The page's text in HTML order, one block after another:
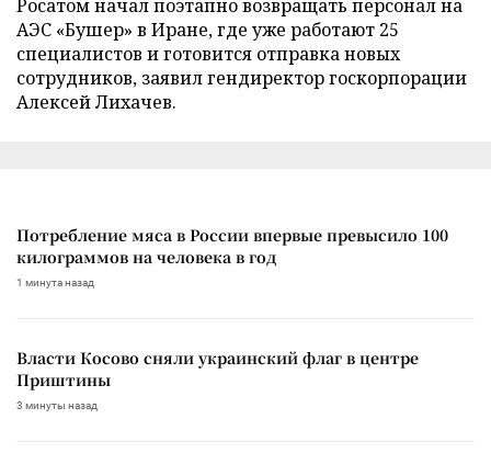
Росатом начал поэтапно возвращать персонал на
АЭС «Бушер» в Иране, где уже работают 25
специалистов и готовится отправка новых
сотрудников, заявил гендиректор госкорпорации
Алексей Лихачев.
Потребление мяса в России впервые превысило 100
килограммов на человека в год
1 минута назад
Власти Косово сняли украинский флаг в центре
Приштины
3 минуты назад